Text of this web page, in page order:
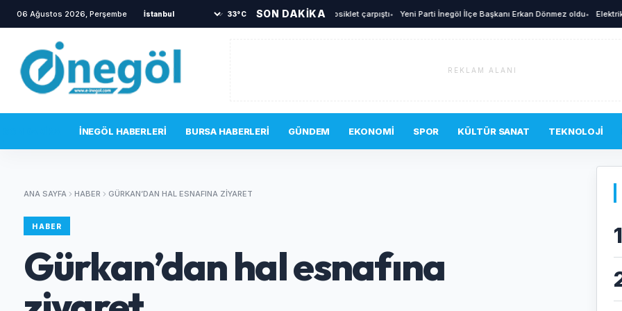
06 Ağustos 2026, Perşembe 33°C SON DAKİKA
İnegöl'de hafif ticari araç ile motosiklet çarpıştı• Yeni Parti İnegöl İlçe Başkanı Erkan Dönmez oldu• Elektrikli
REKLAM ALANI
İNEGÖL HABERLERI BURSA HABERLERI GÜNDEM EKONOMI SPOR KÜLTÜR SANAT TEKNOLOJI
ANA SAYFA HABER GÜRKAN’DAN HAL ESNAFINA ZIYARET
HABER
Gürkan’dan hal esnafına
1